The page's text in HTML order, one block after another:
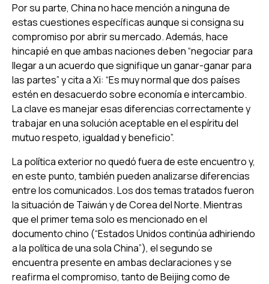
Por su parte, China no hace mención a ninguna de
estas cuestiones específicas aunque si consigna su
compromiso por abrir su mercado. Además, hace
hincapié en que ambas naciones deben “negociar para
llegar a un acuerdo que signifique un ganar-ganar para
las partes” y cita a Xi: “Es muy normal que dos países
estén en desacuerdo sobre economía e intercambio.
La clave es manejar esas diferencias correctamente y
trabajar en una solución aceptable en el espíritu del
mutuo respeto, igualdad y beneficio”.
La política exterior no quedó fuera de este encuentro y,
en este punto, también pueden analizarse diferencias
entre los comunicados. Los dos temas tratados fueron
la situación de Taiwán y de Corea del Norte. Mientras
que el primer tema solo es mencionado en el
documento chino (“Estados Unidos continúa adhiriendo
a la política de una sola China”), el segundo se
encuentra presente en ambas declaraciones y se
reafirma el compromiso, tanto de Beijing como de